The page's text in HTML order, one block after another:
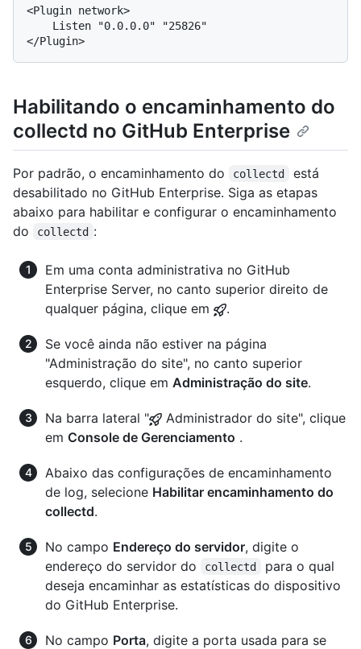
<Plugin network>
Habilitando o encaminhamento do
collectd no GitHub Enterprise
Por padrão, o encaminhamento do collectd
está
desabilitado no GitHub Enterprise. Siga as etapas
abaixo para habilitar e configurar o encaminhamento
do
collectd :
Em uma conta administrativa no GitHub
Enterprise Server, no canto superior direito de
qualquer página, clique em
.
Se você ainda não estiver na página
"Administração do site", no canto superior
esquerdo, clique em Administração do site.
Na barra lateral "
Administrador do site", clique
em Console de Gerenciamento .
Abaixo das configurações de encaminhamento
de log, selecione Habilitar encaminhamento do
collectd.
No campo Endereço do servidor, digite o
endereço do servidor do
collectd
para o qual
deseja encaminhar as estatísticas do dispositivo
do GitHub Enterprise.
No campo Porta, digite a porta usada para se